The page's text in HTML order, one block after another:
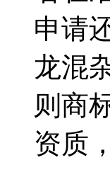
申请
龙混
则商
资质，